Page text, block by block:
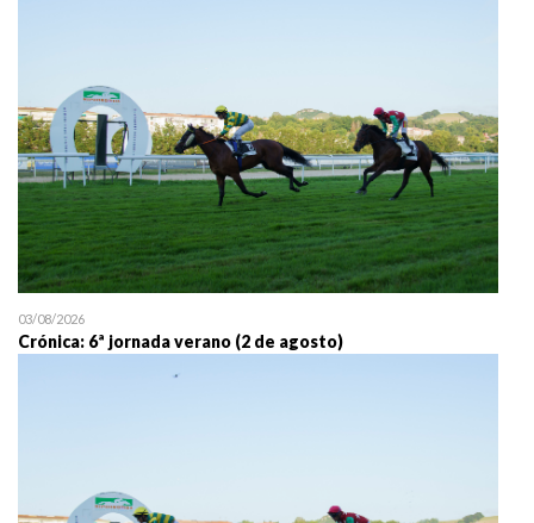
03/08/2026
Crónica: 6ª jornada verano (2 de agosto)